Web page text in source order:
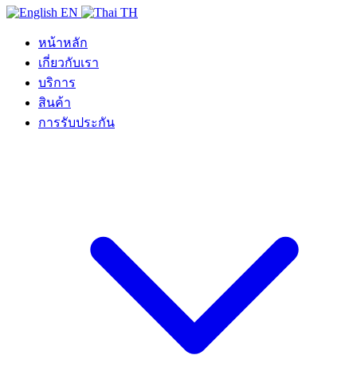
EN TH
หน้าหลัก
เกี่ยวกับเรา
บริการ
สินค้า
การรับประกัน